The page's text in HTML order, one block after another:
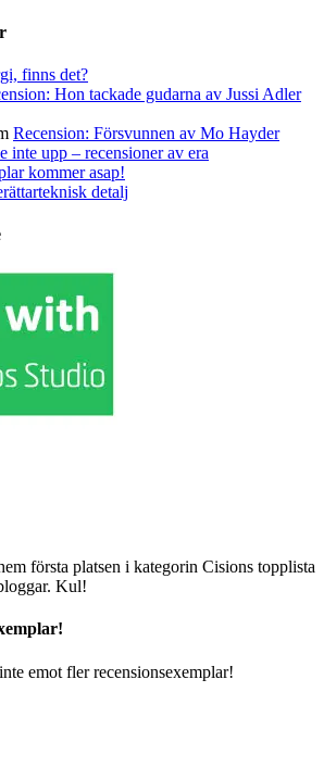
finns det?
Hon tackade gudarna av Jussi Adler
Recension: Försvunnen av Mo Hayder
inte upp – recensioner av era
kommer asap!
detalj
första platsen i kategorin Cisions topplista
Kul!
emot fler recensionsexemplar!